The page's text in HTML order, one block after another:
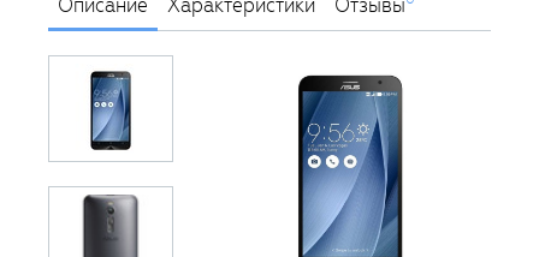
Описание Характеристики Отзывы